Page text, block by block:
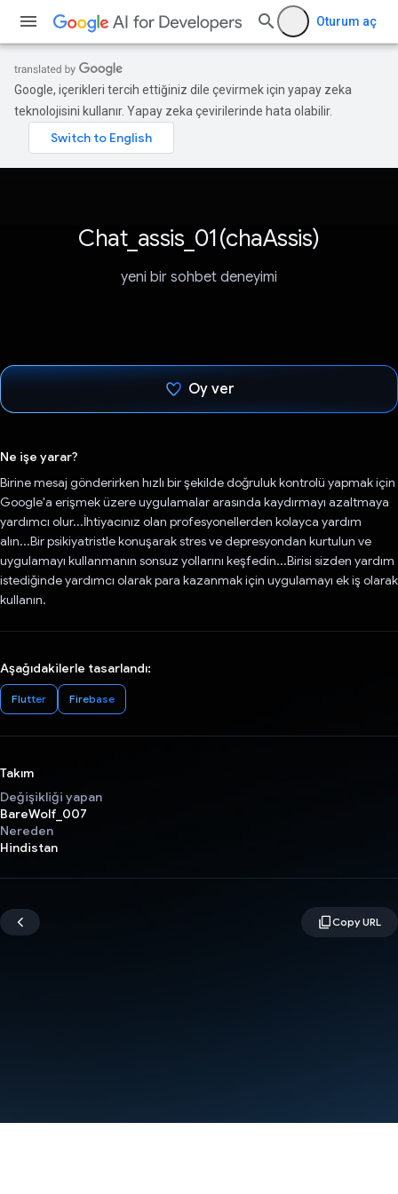
Oturum aç
Google, içerikleri tercih ettiğiniz dile çevirmek için yapay zeka
teknolojisini kullanır. Yapay zeka çevirilerinde hata olabilir.
Chat_assis_01(chaAssis)
yeni bir sohbet deneyimi
Oy ver
Ne işe yarar?
Birine mesaj gönderirken hızlı bir şekilde doğruluk kontrolü yapmak için
Google'a erişmek üzere uygulamalar arasında kaydırmayı azaltmaya
yardımcı olur...İhtiyacınız olan profesyonellerden kolayca yardım
alın...Bir psikiyatristle konuşarak stres ve depresyondan kurtulun ve
uygulamayı kullanmanın sonsuz yollarını keşfedin...Birisi sizden yardım
istediğinde yardımcı olarak para kazanmak için uygulamayı ek iş olarak
kullanın.
Aşağıdakilerle tasarlandı:
Flutter Firebase
Takım
Değişikliği yapan
BareWolf_007
Nereden
Hindistan